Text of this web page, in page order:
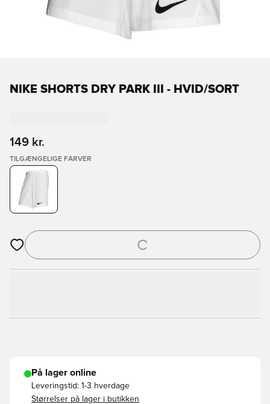
NIKE SHORTS DRY PARK III - HVID/SORT
149 kr.
TILGÆNGELIGE FARVER
Åbner en Modal til at logge ind eller tilmelde dig som medlem
På lager online
Leveringstid: 1-3 hverdage
Størrelser på lager i butikken